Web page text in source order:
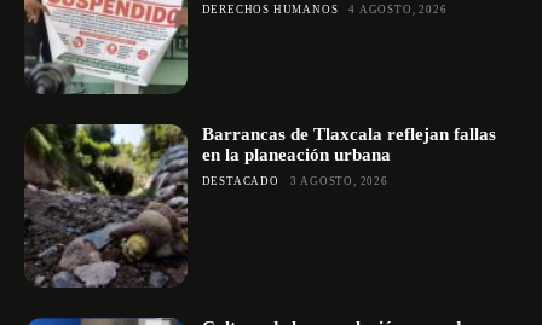
DERECHOS HUMANOS 4 AGOSTO, 2026
Barrancas de Tlaxcala reflejan fallas
en la planeación urbana
DESTACADO 3 AGOSTO, 2026